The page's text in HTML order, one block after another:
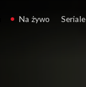
Na żywo Seriale